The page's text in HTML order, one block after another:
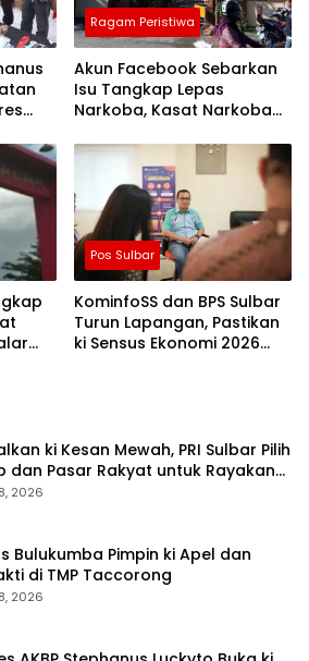
Ragam Peristiwa
Akun Facebook Sebarkan
Isu Tangkap Lepas
Narkoba, Kasat Narkoba
dan Fitnah
Pos Sulbar
KominfoSS dan BPS Sulbar
Turun Lapangan, Pastikan
ki Sensus Ekonomi 2026
ki Kesan Mewah, PRI Sulbar Pilih
dan Pasar Rakyat untuk Rayakan
12026
Bulukumba Pimpin ki Apel dan
di TMP Taccorong
2026